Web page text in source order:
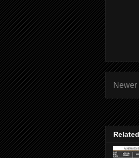
Newer